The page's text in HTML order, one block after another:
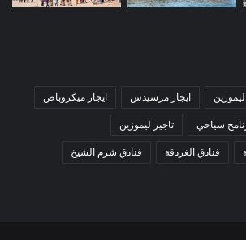
ايجار مرسيدس ايجار ميكروباص
سياحي تاجير ليموزين
فنادق الغردقة فنادق شرم الشيخ